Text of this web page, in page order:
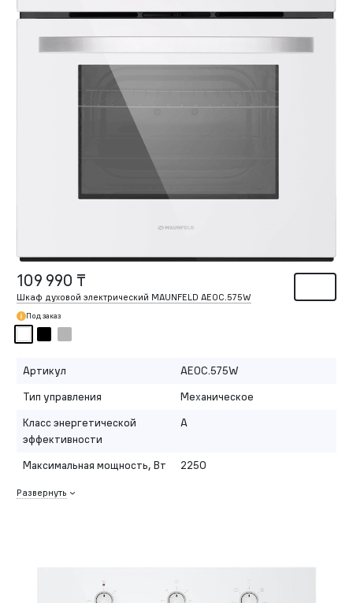
109 990 ₸
Шкаф духовой электрический MAUNFELD AEOC.575W
Под заказ
Артикул
AEOC.575W
Тип управления
Механическое
Класс энергетической
эффективности
A
Максимальная мощность, Вт 2250
Развернуть